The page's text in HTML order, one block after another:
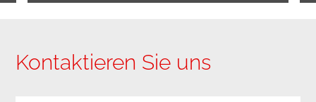
Kontaktieren Sie uns